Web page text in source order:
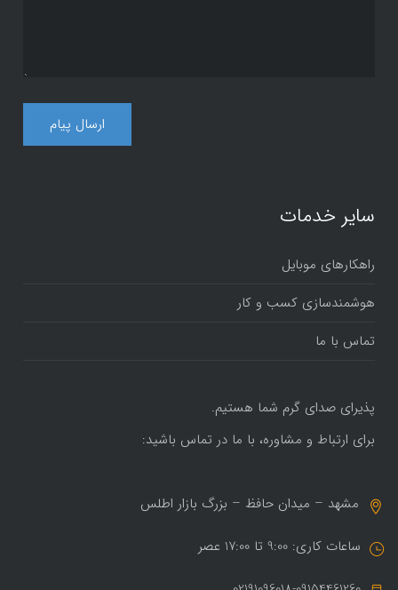
سایر خدمات
راهکارهای موبایل
هوشمندسازی کسب و کار
تماس با ما
پذیرای صدای گرم شما هستیم.
برای ارتباط و مشاوره، با ما در تماس باشید:
مشهد – میدان حافظ – بزرگ بازار اطلس
ساعات کاری: 9:00 تا 17:00 عصر